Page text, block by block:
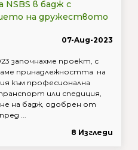
NSBS в бадж с
на дружеството
07-Aug-2023
започнахме проект, с
принадлежността на
към професионална
или спедиция,
на бадж, одобрен от
...
8 Изгледи